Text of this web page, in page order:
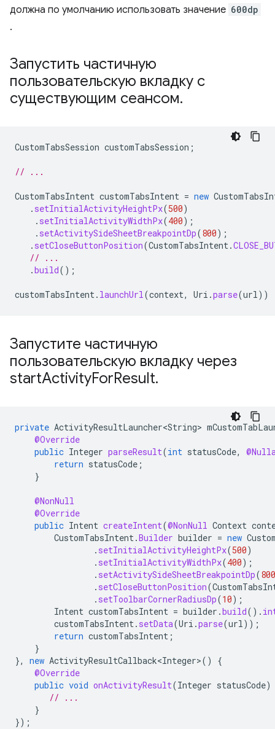
должна по умолчанию использовать значение 600dp
.
Запустить частичную
пользовательскую вкладку с
существующим сеансом.
CustomTabsSession customTabsSession ;
// ...
CustomTabsIntent customTabsIntent = new
. setInitialActivityHeightPx(500)
. setInitialActivityWidthPx(400);
. setActivitySideSheetBreakpointDp(800);
. setCloseButtonPosition(CustomTabsIntent.
// ...
.build();
customTabsIntent. launchUrl(context, Uri .parse(url))
Запустите частичную
пользовательскую вкладку через
startActivityForResult.
private ActivityResultLauncher<String>
@Override
public Integer parseResult(int statusCode,
return statusCode ;
}
@NonNull
@Override
public Intent createIntent(@NonNull Context
CustomTabsIntent.Builder builder = new
. setInitialActivityHeightPx(500)
. setInitialActivityWidthPx(400);
. setActivitySideSheetBreakpointDp(800
. setCloseButtonPosition(
. setToolbarCornerRadiusDp(10);
Intent customTabsIntent = builder .build().
customTabsIntent. setData(Uri .parse(url));
return customTabsIntent ;
}
},
new ActivityResultCallback<Integer>()
{
@Override
public void onActivityResult(Integer statusCode)
// ...
}
});